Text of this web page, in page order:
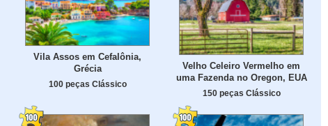
Vila Assos em Cefalônia,
Grécia
100 peças Clássico
Velho Celeiro Vermelho em
uma Fazenda no Oregon, EUA
150 peças Clássico